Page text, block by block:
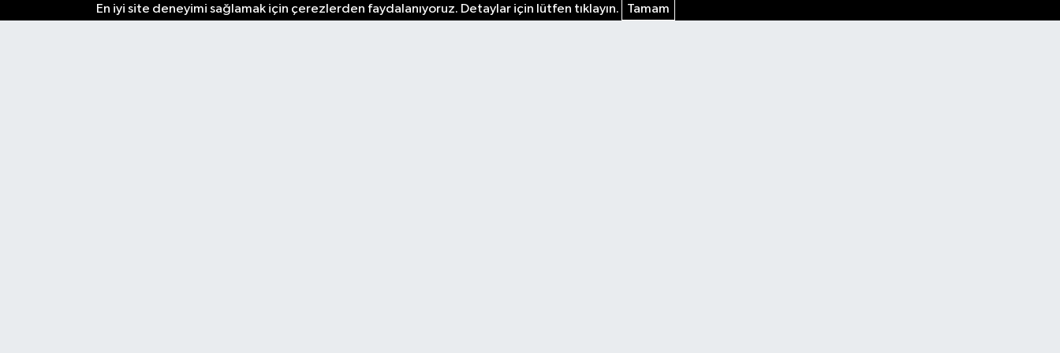
En iyi site deneyimi sağlamak için çerezlerden faydalanıyoruz. Detaylar için lütfen tıklayın. Tamam